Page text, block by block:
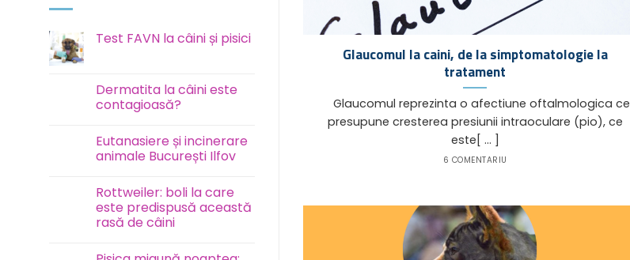
Test FAVN la câini și pisici
Test
FAVN
la
pisici
Dermatita la câini este
contagioasă?
la
Dermatita
la
contagioasă?
Eutanasiere și incinerare
animale București Ilfov
la
Eutanasiere
și
incinerare
Ilfov
Rottweiler: boli la care
este predispusă această
rasă de câini
Glaucomul la caini, de la simptomatologie la
tratament
Glaucomul reprezinta o afectiune oftalmologica ce
presupune cresterea presiunii intraoculare (pio), ce
este[ ... ]
6 COMENTARIU